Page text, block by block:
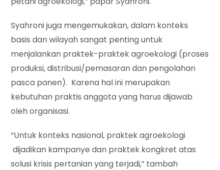
Syahroni juga mengemukakan, dalam konteks
basis dan wilayah sangat penting untuk
menjalankan praktek-praktek agroekologi (proses
produksi, distribusi/pemasaran dan pengolahan
pasca panen). Karena hal ini merupakan
kebutuhan praktis anggota yang harus dijawab
oleh organisasi.
“Untuk konteks nasional, praktek agroekologi
dijadikan kampanye dan praktek kongkret atas
solusi krisis pertanian yang terjadi,” tambah